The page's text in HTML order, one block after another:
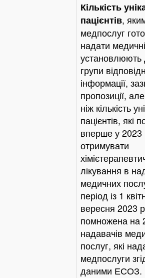
Кількість
пацієнтів,
медпослуг
надати
установлюють
групи
інформації,
пропозиції,
ніж кількість
пацієнтів, які
вперше у 2023
отримувати
лікування в
медичних
період із 1
вересня 2023
помножена
надавачів
послуг, які
медпослуги
даними ЕСОЗ.